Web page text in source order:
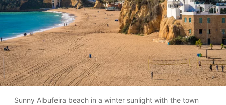
Sunny Albufeira beach in a winter sunlight with the town